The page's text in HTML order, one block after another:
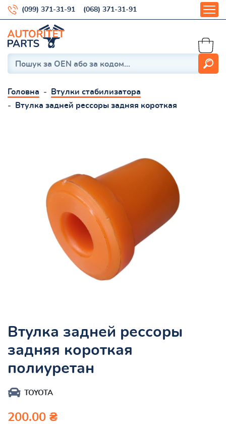
(099) 371-31-91 (068) 371-31-91
Головна
Втулки стабилизатора
Втулка задней рессоры задняя короткая
Втулка задней рессоры
задняя короткая
полиуретан
TOYOTA
200.00 ₴